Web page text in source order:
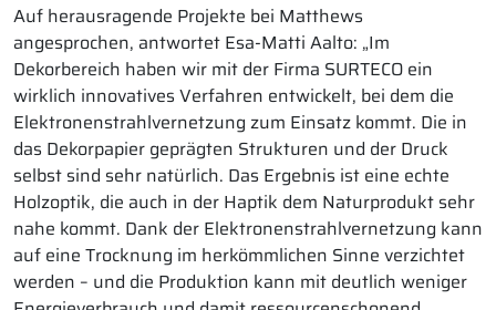
Auf herausragende Projekte bei Matthews
angesprochen, antwortet Esa-Matti Aalto: „Im
Dekorbereich haben wir mit der Firma SURTECO ein
wirklich innovatives Verfahren entwickelt, bei dem die
Elektronenstrahlvernetzung zum Einsatz kommt. Die in
das Dekorpapier geprägten Strukturen und der Druck
selbst sind sehr natürlich. Das Ergebnis ist eine echte
Holzoptik, die auch in der Haptik dem Naturprodukt sehr
nahe kommt. Dank der Elektronenstrahlvernetzung kann
auf eine Trocknung im herkömmlichen Sinne verzichtet
werden – und die Produktion kann mit deutlich weniger